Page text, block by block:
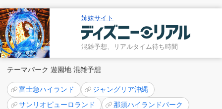
姉妹サイト
混雑予想、リアルタイム待ち時間
テーマパーク 遊園地 混雑予想
富士急ハイランド
ジャングリア沖縄
サンリオピューロランド
那須ハイランドパーク